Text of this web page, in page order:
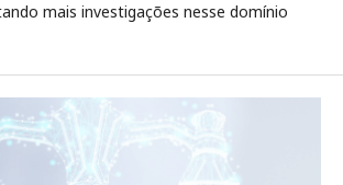
mais investigações nesse domínio